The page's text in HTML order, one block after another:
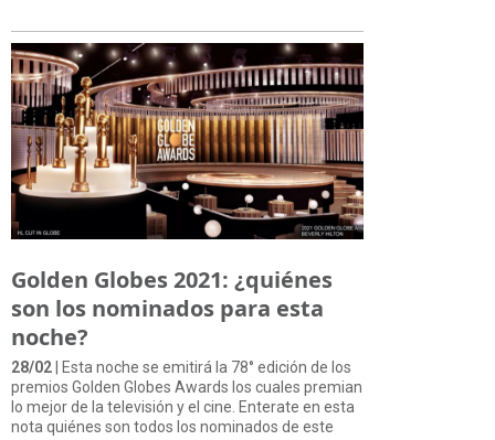
Golden Globes 2021: ¿quiénes
son los nominados para esta
noche?
28/02 | Esta noche se emitirá la 78° edición de los
premios Golden Globes Awards los cuales premian
lo mejor de la televisión y el cine. Enterate en esta
nota quiénes son todos los nominados de este